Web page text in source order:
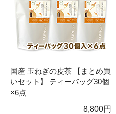
国産 玉ねぎの皮茶 【まとめ買
いセット】 ティーバッグ30個
×6点
8,800円